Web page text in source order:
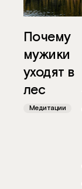
Почему
мужики
уходят в
лес
Медитации